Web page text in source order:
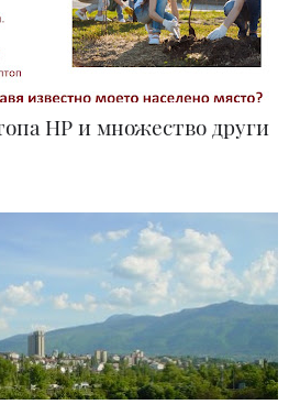
HP и множество други